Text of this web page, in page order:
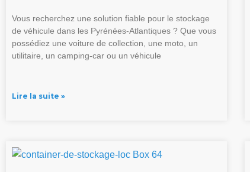
Vous recherchez une solution fiable pour le stockage
de véhicule dans les Pyrénées-Atlantiques ? Que vous
possédiez une voiture de collection, une moto, un
utilitaire, un camping-car ou un véhicule
Lire la suite »